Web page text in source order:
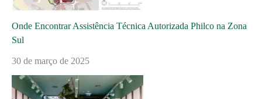
Onde Encontrar Assistência Técnica Autorizada Philco na Zona
Sul
30 de março de 2025